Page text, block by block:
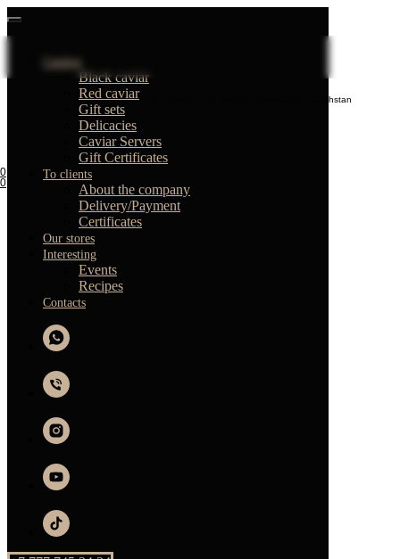
We deliver to all cities and regions of Kazakhstan
0
0
Catalog
Black caviar
Red caviar
Gift sets
Delicacies
Caviar Servers
Gift Certificates
To clients
About the company
Delivery/Payment
Certificates
Our stores
Interesting
Events
Recipes
Contacts